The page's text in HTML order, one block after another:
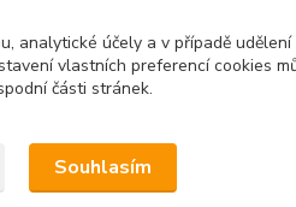
analytické účely a v případě
vlastních preferencí cookies
části stránek.
Souhlasím